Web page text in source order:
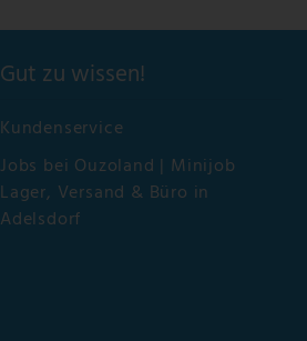
Gut zu wissen!
Kundenservice
Jobs bei Ouzoland | Minijob
Lager, Versand & Büro in
Adelsdorf